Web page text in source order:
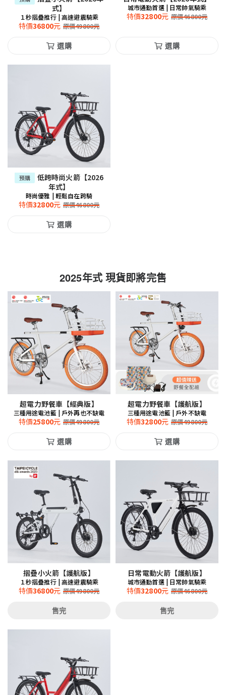
式】
１秒摺疊推行 | 高速避震騎乘
特價36800元 原價49800元
選購
城市通勤首選 | 日常帥氣騎乘
特價32800元 原價46800元
選購
預購
低跨時尚火箭【2026
年式】
時尚優雅 | 輕鬆自在跨騎
特價32800元 原價46800元
選購
2025年式 現貨即將完售
超電力野餐車【經典版】
三種用途電池籃 | 戶外再也不缺電
特價25800元 原價49800元
選購
超電力野餐車【護航版】
三種用途電池籃 | 戶外不缺電
特價32800元 原價49800元
選購
摺疊小火箭【護航版】
１秒摺疊推行 | 高速避震騎乘
特價36800元 原價49800元
售完
日常電動火箭【護航版】
城市通勤首選 | 日常帥氣騎乘
特價32800元 原價46800元
售完